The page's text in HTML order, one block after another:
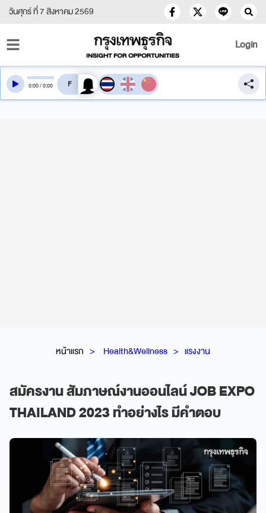
วันศุกร์ ที่ 7 สิงหาคม 2569
Login
หน้าแรก Health&Wellness แรงงาน
สมัครงาน สัมภาษณ์งานออนไลน์ JOB EXPO
THAILAND 2023 ทำอย่างไร มีคำตอบ
0:00/0:00 สลับเสียงอ่าน